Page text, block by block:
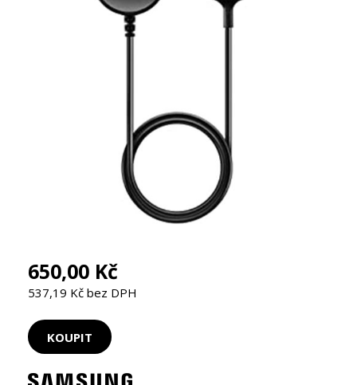
650,00 Kč
537,19 Kč bez DPH